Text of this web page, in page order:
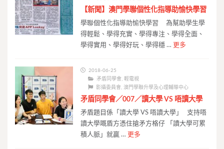
【新聞】澳門學聯個性化指導助愉快學習
學聯個性化指導助愉快學習 為幫助學生學
得輕鬆、學得充實、學得專注、學得全面、
學得實用、學得好玩、學得穩 … 更多
2018-06-25
矛盾同學會
輕電視
影攝委員會 ,澳門學聯升學及心理輔導中心
矛盾同學會／007／讀大學 VS 唔讀大學
矛盾題目係「讀大學 VS 唔讀大學」 支持唔
讀大學嘅盾方憑住搶矛方格仔 「讀大學可累
積人脈」就贏 … 更多